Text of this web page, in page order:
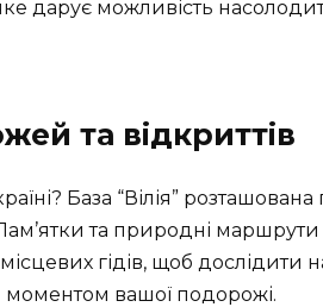
дарує можливість
та відкриттів
База “Вілія”
Пам’ятки та природні
гідів, щоб дослідити
вашої подорожі.